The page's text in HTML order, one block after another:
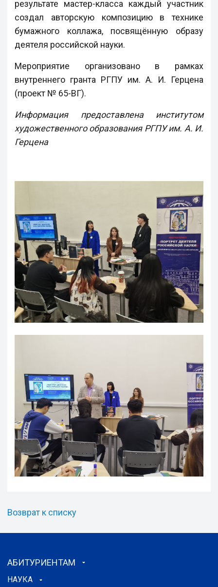
результате мастер-класса каждый участник
создал авторскую композицию в технике
бумажного коллажа, посвящённую образу
деятеля российской науки.
Мероприятие организовано в рамках
внутреннего гранта РГПУ им. А. И. Герцена
(проект № 65-ВГ).
Информация предоставлена институтом
художественного образования РГПУ им. А. И.
Герцена
Возврат к списку
АБИТУРИЕНТАМ
НАУКА